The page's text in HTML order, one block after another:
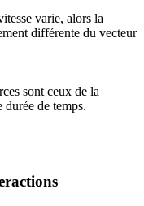
varie, alors la
différente du vecteur
sont ceux de la
de temps.